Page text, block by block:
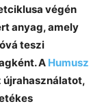
végén
anyag, amely
teszi
A Humusz
újrahasználatot,